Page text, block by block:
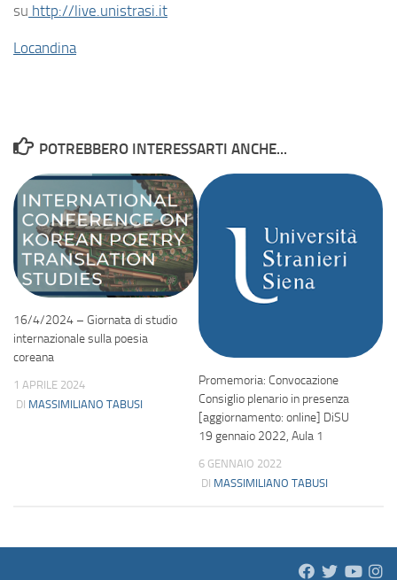
su http://live.unistrasi.it
Locandina
POTREBBERO INTERESSARTI ANCHE...
16/4/2024 – Giornata di studio
internazionale sulla poesia
coreana
1 APRILE 2024
DI MASSIMILIANO TABUSI
Promemoria: Convocazione
Consiglio plenario in presenza
[aggiornamento: online] DiSU
19 gennaio 2022, Aula 1
6 GENNAIO 2022
DI MASSIMILIANO TABUSI